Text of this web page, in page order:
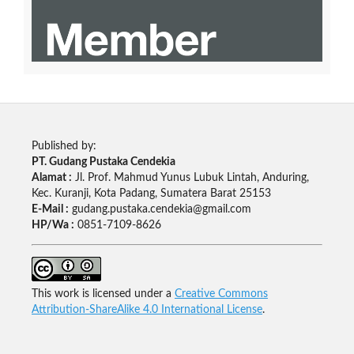
Published by:
PT. Gudang Pustaka Cendekia
Alamat : Jl. Prof. Mahmud Yunus Lubuk Lintah, Anduring,
Kec. Kuranji, Kota Padang, Sumatera Barat 25153
E-Mail : gudang.pustaka.cendekia@gmail.com
HP/Wa : 0851-7109-8626
This work is licensed under a Creative Commons
Attribution-ShareAlike 4.0 International License.